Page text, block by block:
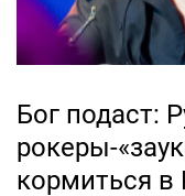
Бог подаст:
рокеры-
кормиться в